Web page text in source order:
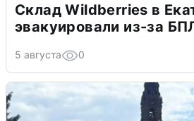
Склад Wildberries в
эвакуировали из-за
5 августа 0